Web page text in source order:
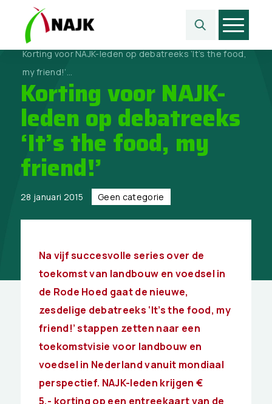
Home >
Korting voor NAJK-leden op debatreeks ‘It’s the food,
my friend!’...
Korting voor NAJK-
leden op debatreeks
‘It’s the food, my
friend!’
28 januari 2015 Geen categorie
Na vijf succesvolle series over de
toekomst van landbouw en voedsel in
de Rode Hoed gaat de nieuwe,
zesdelige debatreeks ‘It’s the food, my
friend!’ stappen zetten naar een
toekomstvisie voor landbouw en
voedsel in Nederland vanuit mondiaal
perspectief. NAJK-leden krijgen €
5,- korting op een entreekaart van de